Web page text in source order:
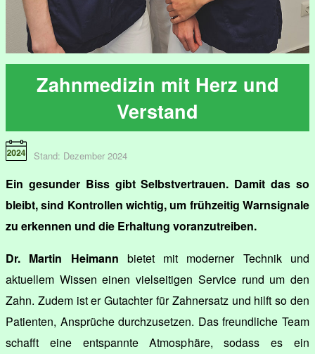
Zahnmedizin mit Herz und
Verstand
Stand: Dezember 2024
Ein gesunder Biss gibt Selbstvertrauen. Damit das so
bleibt, sind Kontrollen wichtig, um frühzeitig Warnsignale
zu erkennen und die Erhaltung voranzutreiben.
Dr. Martin Heimann bietet mit moderner Technik und
aktuellem Wissen einen vielseitigen Service rund um den
Zahn. Zudem ist er Gutachter für Zahnersatz und hilft so den
Patienten, Ansprüche durchzusetzen. Das freundliche Team
schafft eine entspannte Atmosphäre, sodass es ein